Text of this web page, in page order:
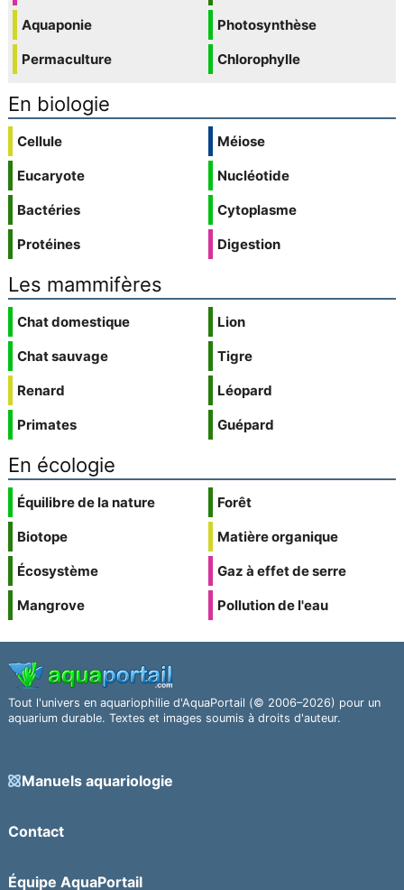
Aquaponie
Permaculture
Photosynthèse
Chlorophylle
En biologie
Cellule
Eucaryote
Bactéries
Protéines
Méiose
Nucléotide
Cytoplasme
Digestion
Les mammifères
Chat domestique
Chat sauvage
Renard
Primates
Lion
Tigre
Léopard
Guépard
En écologie
Équilibre de la nature
Biotope
Écosystème
Mangrove
Forêt
Matière organique
Gaz à effet de serre
Pollution de l'eau
Tout l'univers en aquariophilie d'AquaPortail (© 2006–2026) pour un
aquarium durable. Textes et images soumis à droits d'auteur.
Manuels aquariologie
Contact
Équipe AquaPortail